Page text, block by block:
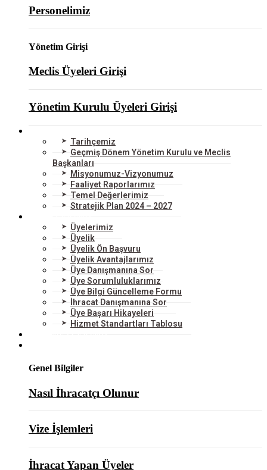
Personelimiz
Yönetim Girişi
Meclis Üyeleri Girişi
Yönetim Kurulu Üyeleri Girişi
Tarihçemiz
Geçmiş Dönem Yönetim Kurulu ve Meclis
Başkanları
Misyonumuz-Vizyonumuz
Faaliyet Raporlarımız
Temel Değerlerimiz
Stratejik Plan 2024 – 2027
Üyelerimiz
Üyelik
Üyelik Ön Başvuru
Üyelik Avantajlarımız
Üye Danışmanına Sor
Üye Sorumluluklarımız
Üye Bilgi Güncelleme Formu
İhracat Danışmanına Sor
Üye Başarı Hikayeleri
Hizmet Standartları Tablosu
Genel Bilgiler
Nasıl İhracatçı Olunur
Vize İşlemleri
İhracat Yapan Üyeler